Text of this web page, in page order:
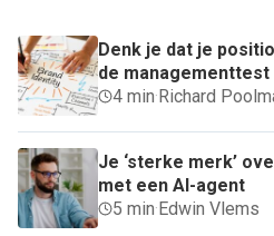
Denk je dat je
de managementtest
4 min·Richard
Je ‘sterke merk’
met een AI-agent
5 min·Edwin Vlems